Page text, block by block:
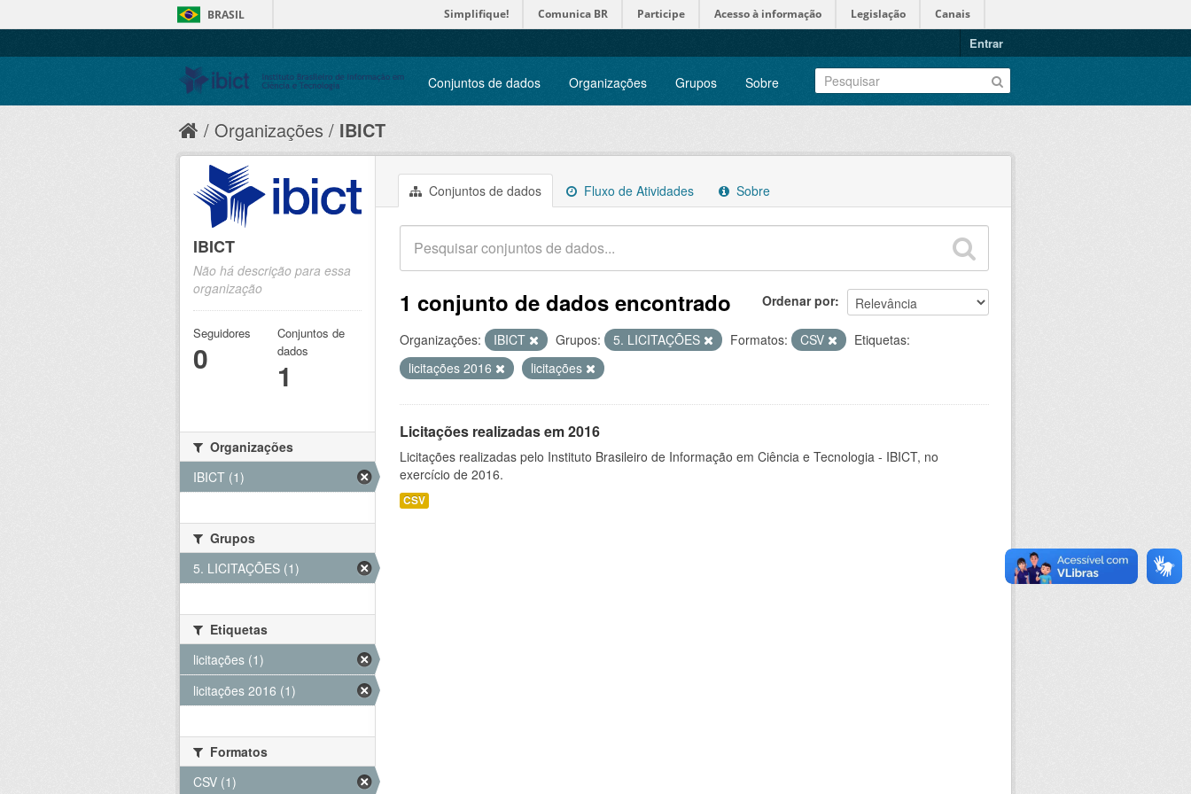
BRASIL Simplifique! Comunica BR Participe Acesso à informação Legislação Canais
Entrar
Conjuntos de dados Organizações Grupos Sobre
Organizações IBICT
Conjuntos de dados Fluxo de Atividades Sobre
Ordenar por
1 conjunto de dados encontrado
Organizações: IBICT Grupos: 5. LICITAÇÕES Formatos: CSV
Etiquetas:
licitações 2016
licitações
Licitações realizadas em 2016
Licitações realizadas pelo Instituto Brasileiro de Informação em Ciência e Tecnologia - IBICT, no
exercício de 2016.
CSV
IBICT
Não há descrição para essa
organização
Seguidores
0
Conjuntos de
dados
1
Organizações
IBICT (1)
Grupos
5. LICITAÇÕES (1)
Etiquetas
licitações (1)
licitações 2016 (1)
Formatos
CSV (1)